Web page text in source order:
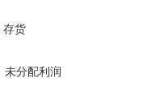
利润